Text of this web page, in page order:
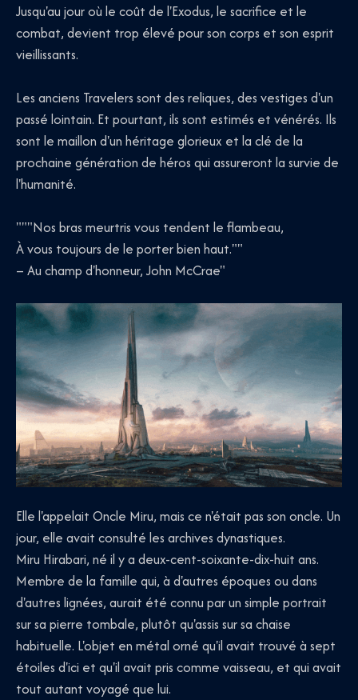
Jusqu'au jour où le coût de l'Exodus, le sacrifice et le
combat, devient trop élevé pour son corps et son esprit
vieillissants.
Les anciens Travelers sont des reliques, des vestiges d'un
passé lointain. Et pourtant, ils sont estimés et vénérés. Ils
sont le maillon d'un héritage glorieux et la clé de la
prochaine génération de héros qui assureront la survie de
l'humanité.
"""Nos bras meurtris vous tendent le flambeau,
À vous toujours de le porter bien haut.""
– Au champ d'honneur, John McCrae"
Elle l'appelait Oncle Miru, mais ce n'était pas son oncle. Un
jour, elle avait consulté les archives dynastiques.
Miru Hirabari, né il y a deux-cent-soixante-dix-huit ans.
Membre de la famille qui, à d'autres époques ou dans
d'autres lignées, aurait été connu par un simple portrait
sur sa pierre tombale, plutôt qu'assis sur sa chaise
habituelle. L'objet en métal orné qu'il avait trouvé à sept
étoiles d'ici et qu'il avait pris comme vaisseau, et qui avait
tout autant voyagé que lui.